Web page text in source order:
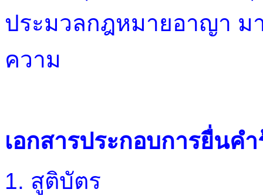
ประมวลกฎหมายอาญา ม
ความ
เอกสารประกอบการยื่นคำ
1. สูติบัตร